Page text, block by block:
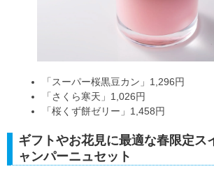
「スーパー桜黒豆カン」1,296円
「さくら寒天」1,026円
「桜くず餅ゼリー」1,458円
ギフトやお花見に最適な春限定ス
ャンパーニュセット